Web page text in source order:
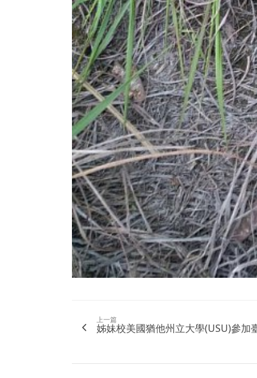
上一篇
姊妹校美國猶他州立大學(USU)參加